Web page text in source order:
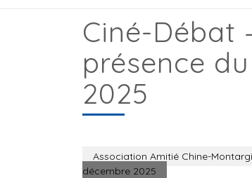
Ciné-Débat
présence
2025
Association Amitié Chine-
décembre 2025